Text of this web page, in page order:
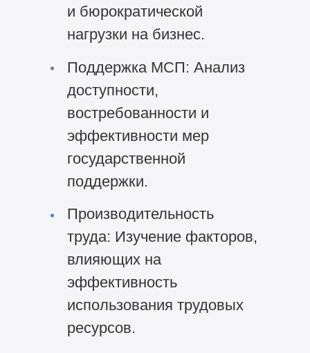
и бюрократической
нагрузки на бизнес.
Поддержка МСП: Анализ
доступности,
востребованности и
эффективности мер
государственной
поддержки.
Производительность
труда: Изучение факторов,
влияющих на
эффективность
использования трудовых
ресурсов.